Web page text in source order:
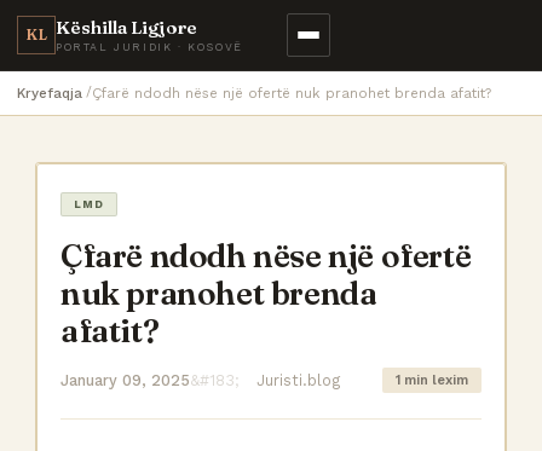
KL Këshilla Ligjore
PORTAL JURIDIK · KOSOVË
Kryefaqja Çfarë ndodh nëse një ofertë nuk pranohet brenda afatit?
LMD
Çfarë ndodh nëse një ofertë
nuk pranohet brenda
afatit?
January 09, 2025 Juristi.blog 1 min lexim